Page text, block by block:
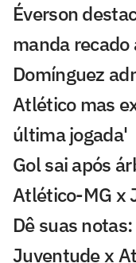
Éverson
manda recado
Domínguez
Atlético mas
última jogada'
Gol sai após
Atlético-MG x
Dê suas
Juventude x